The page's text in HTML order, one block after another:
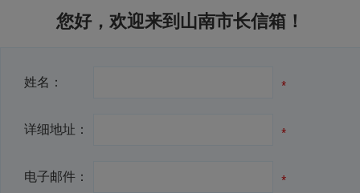
您好， 欢迎来到山南市长信箱！
姓名：
详细地址：
电子邮件：